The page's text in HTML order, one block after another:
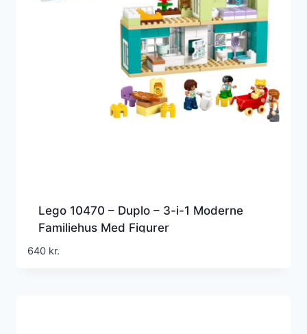
Lego 10470 – Duplo – 3-i-1 Moderne
Familiehus Med Figurer
640 kr.